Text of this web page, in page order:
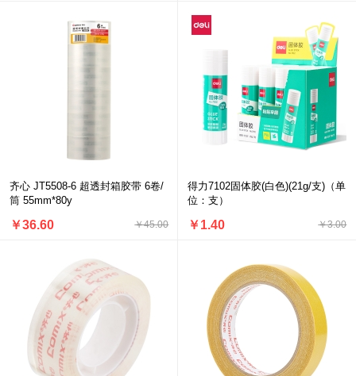
齐心 JT5508-6 超透封箱胶带 6卷/
筒 55mm*80y
￥45.00
￥36.60
得力7102固体胶(白色)(21g/支)（单
位：支）
￥3.00
￥1.40